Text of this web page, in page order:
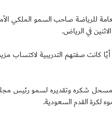
للرياضة صاحب السمو الملكي
في الرياض.
كانت صفتهم التدريبية لاكتساب
شكره وتقديره لسمو رئيس مجلس
لكرة القدم السعودية.